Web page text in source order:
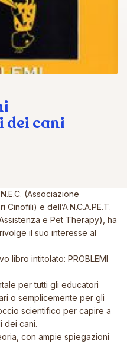
cani
(Associazione
e dell’A.N.C.A.PE.T.
e Pet Therapy), ha
il suo interesse al
libro intitolato: PROBLEMI
per tutti gli educatori
o semplicemente per gli
scientifico per capire a
dei cani.
con ampie spiegazioni